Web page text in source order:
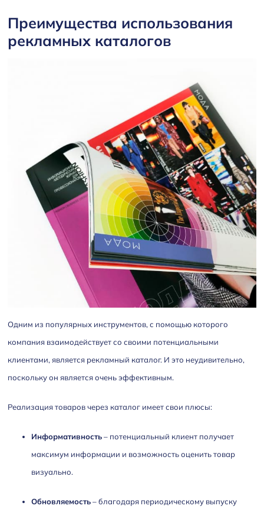
Преимущества использования
рекламных каталогов
Одним из популярных инструментов, с помощью которого
компания взаимодействует со своими потенциальными
клиентами, является рекламный каталог. И это неудивительно,
поскольку он является очень эффективным.
Реализация товаров через каталог имеет свои плюсы:
Информативность– потенциальный клиент получает
максимум информации и возможность оценить товар
визуально.
Обновляемость– благодаря периодическому выпуску